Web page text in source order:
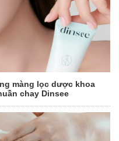
màng lọc dược khoa
chay Dinsee